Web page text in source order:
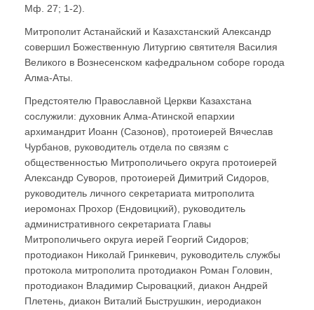
Мф. 27; 1-2).
Митрополит Астанайский и Казахстанский Александр
совершил Божественную Литургию святителя Василия
Великого в Вознесенском кафедральном соборе города
Алма-Аты.
Предстоятелю Православной Церкви Казахстана
сослужили: духовник Алма-Атинской епархии
архимандрит Иоанн (Сазонов), протоиерей Вячеслав
Чурбанов, руководитель отдела по связям с
общественностью Митрополичьего округа протоиерей
Александр Суворов, протоиерей Димитрий Сидоров,
руководитель личного секретариата митрополита
иеромонах Прохор (Ендовицкий), руководитель
административного секретариата Главы
Митрополичьего округа иерей Георгий Сидоров;
протодиакон Николай Гринкевич, руководитель службы
протокола митрополита протодиакон Роман Головин,
протодиакон Владимир Сыровацкий, диакон Андрей
Плетень, диакон Виталий Быструшкин, иеродиакон